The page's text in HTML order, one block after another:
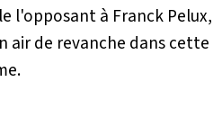
l'opposant à Franck Pelux,
air de revanche dans cette